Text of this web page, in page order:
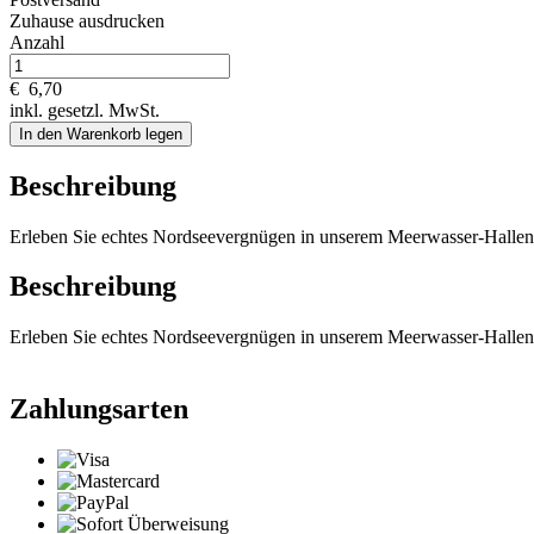
Zuhause ausdrucken
Anzahl
€ 6,70
inkl. gesetzl. MwSt.
In den Warenkorb legen
Beschreibung
Erleben Sie echtes Nordseevergnügen in unserem Meerwasser-
Beschreibung
Erleben Sie echtes Nordseevergnügen in unserem Meerwasser-
Zahlungsarten